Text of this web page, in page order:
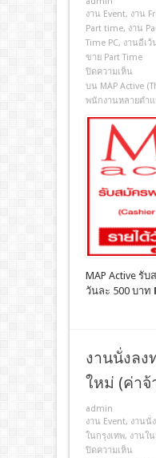
งาน Event, งาน
Part time, งาน
Time PC, งานอีเว้
ขาย Part Time
ปิดความเห็น
บน MAP Active
พนักงานหลายตำ
MAP Active รั
วันละ 500 บาท
งานนั่งลง
ใหม่ (ค่าจ้
admin
งาน Event, งานนั่
ในกรุงเทพ, งานใ
ปิดความเห็น